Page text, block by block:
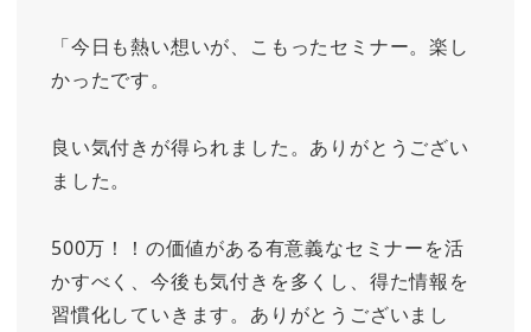
「今日も熱い想いが、こもったセミナー。楽し
かったです。
良い気付きが得られました。ありがとうござい
ました。
500万！！の価値がある有意義なセミナーを活
かすべく、今後も気付きを多くし、得た情報を
習慣化していきます。ありがとうございまし